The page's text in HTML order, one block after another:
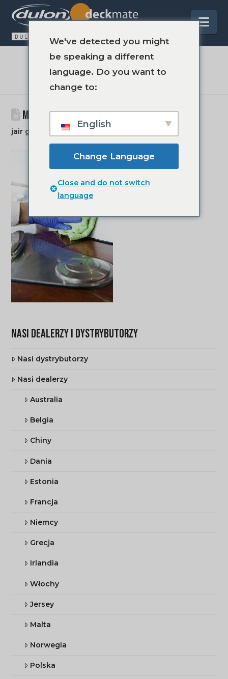
BLOG
MOMENTSBYKELLYDULONMARINE.21
jair groot 15 marca 2016 r.
NASI DEALERZY I DYSTRYBUTORZY
Nasi dystrybutorzy
Nasi dealerzy
Australia
Belgia
Chiny
Dania
Estonia
Francja
Niemcy
Grecja
Irlandia
Włochy
Jersey
Malta
Norwegia
Polska
We've detected you might
be speaking a different
language. Do you want to
change to:
English
Change Language
Close and do not switch
language